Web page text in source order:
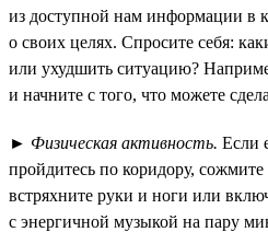
из доступной нам информации в
о своих целях. Спросите себя:
или ухудшить ситуацию?
и начните с того, что можете
► Физическая активность. Если
пройдитесь по коридору,
встряхните руки и ноги или
с энергичной музыкой на пару